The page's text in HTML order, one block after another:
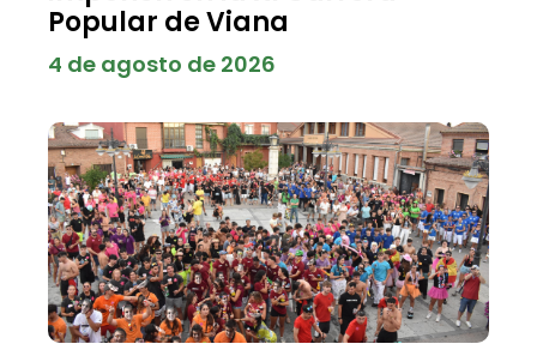
Popular de Viana
4 de agosto de 2026